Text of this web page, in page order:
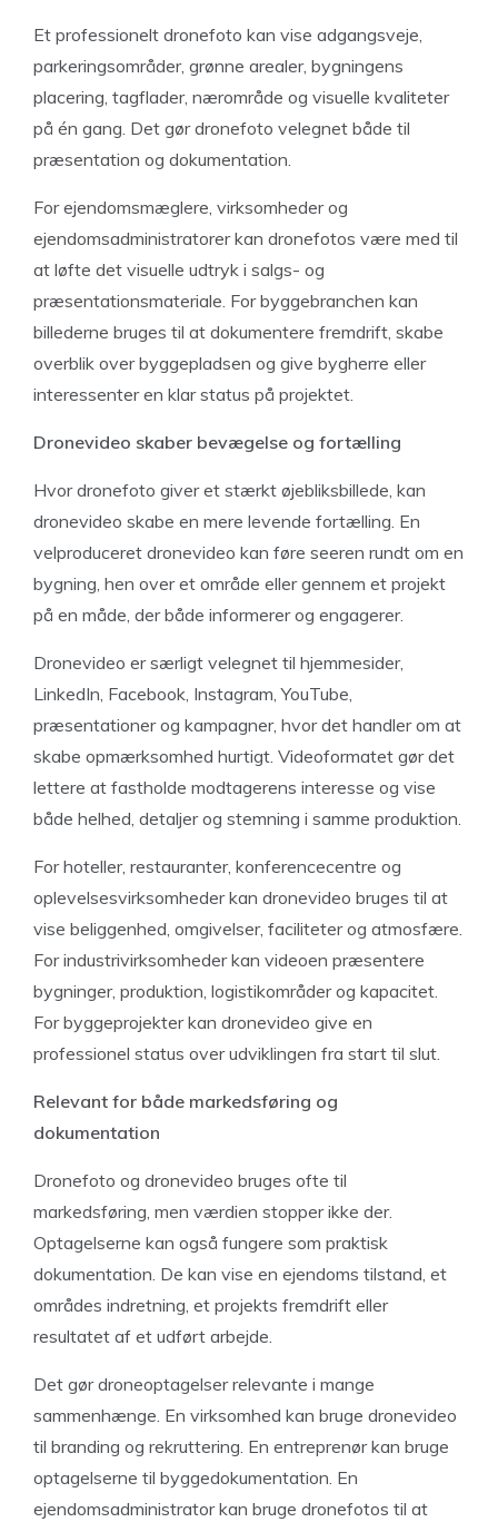
Et professionelt dronefoto kan vise adgangsveje,
parkeringsområder, grønne arealer, bygningens
placering, tagflader, nærområde og visuelle kvaliteter
på én gang. Det gør dronefoto velegnet både til
præsentation og dokumentation.
For ejendomsmæglere, virksomheder og
ejendomsadministratorer kan dronefotos være med til
at løfte det visuelle udtryk i salgs- og
præsentationsmateriale. For byggebranchen kan
billederne bruges til at dokumentere fremdrift, skabe
overblik over byggepladsen og give bygherre eller
interessenter en klar status på projektet.
Dronevideo skaber bevægelse og fortælling
Hvor dronefoto giver et stærkt øjebliksbillede, kan
dronevideo skabe en mere levende fortælling. En
velproduceret dronevideo kan føre seeren rundt om en
bygning, hen over et område eller gennem et projekt
på en måde, der både informerer og engagerer.
Dronevideo er særligt velegnet til hjemmesider,
LinkedIn, Facebook, Instagram, YouTube,
præsentationer og kampagner, hvor det handler om at
skabe opmærksomhed hurtigt. Videoformatet gør det
lettere at fastholde modtagerens interesse og vise
både helhed, detaljer og stemning i samme produktion.
For hoteller, restauranter, konferencecentre og
oplevelsesvirksomheder kan dronevideo bruges til at
vise beliggenhed, omgivelser, faciliteter og atmosfære.
For industrivirksomheder kan videoen præsentere
bygninger, produktion, logistikområder og kapacitet.
For byggeprojekter kan dronevideo give en
professionel status over udviklingen fra start til slut.
Relevant for både markedsføring og
dokumentation
Dronefoto og dronevideo bruges ofte til
markedsføring, men værdien stopper ikke der.
Optagelserne kan også fungere som praktisk
dokumentation. De kan vise en ejendoms tilstand, et
områdes indretning, et projekts fremdrift eller
resultatet af et udført arbejde.
Det gør droneoptagelser relevante i mange
sammenhænge. En virksomhed kan bruge dronevideo
til branding og rekruttering. En entreprenør kan bruge
optagelserne til byggedokumentation. En
ejendomsadministrator kan bruge dronefotos til at